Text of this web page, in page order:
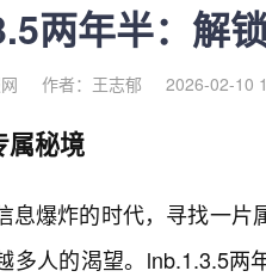
两年半：解
作者：王志郁 2026-02-10
属秘境
息爆炸的时代，寻找一片
多人的渴望。lnb.1.3.5两